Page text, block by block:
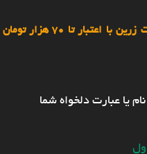
اعتبار تا 70 هزار تومان
یا عبارت دلخواه شما